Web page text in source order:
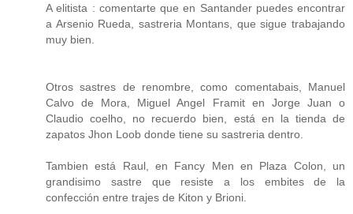
A elitista : comentarte que en Santander puedes encontrar
a Arsenio Rueda, sastreria Montans, que sigue trabajando
muy bien.
Otros sastres de renombre, como comentabais, Manuel
Calvo de Mora, Miguel Angel Framit en Jorge Juan o
Claudio coelho, no recuerdo bien, está en la tienda de
zapatos Jhon Loob donde tiene su sastreria dentro.
Tambien está Raul, en Fancy Men en Plaza Colon, un
grandisimo sastre que resiste a los embites de la
confección entre trajes de Kiton y Brioni.